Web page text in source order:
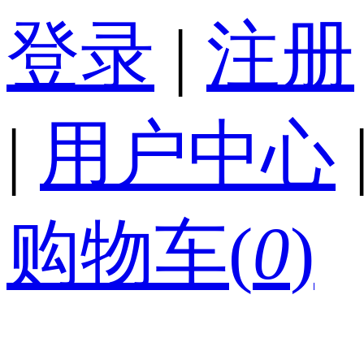
登录 | 注册
| 用户中心
购物车(0)